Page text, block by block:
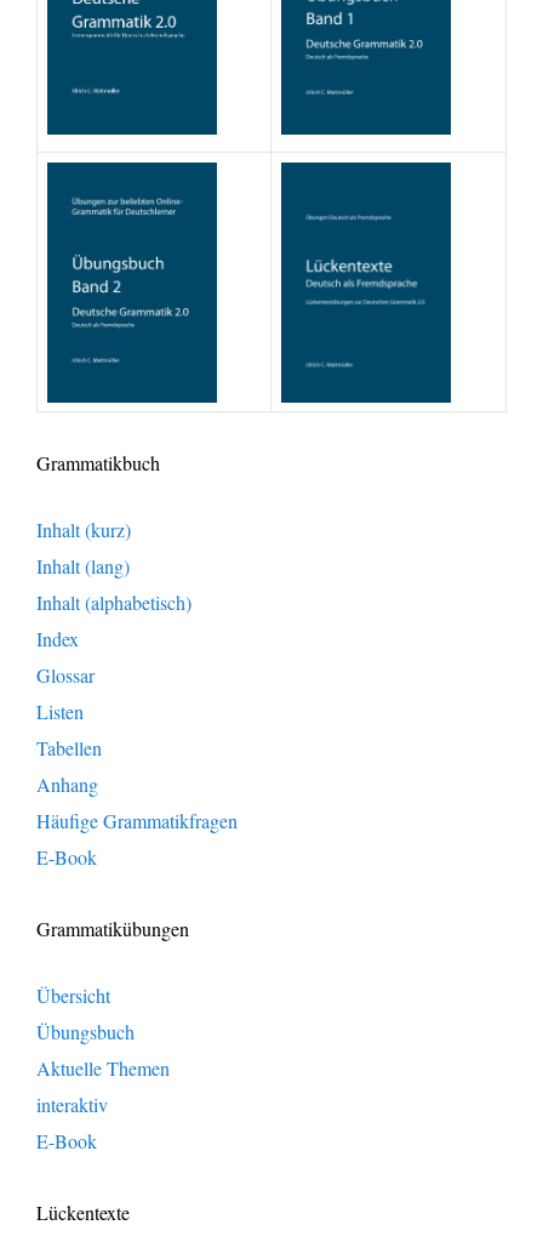
Grammatikbuch
Inhalt (kurz)
Inhalt (lang)
Inhalt (alphabetisch)
Index
Glossar
Listen
Tabellen
Anhang
Häufige Grammatikfragen
E-Book
Grammatikübungen
Übersicht
Übungsbuch
Aktuelle Themen
interaktiv
E-Book
Lückentexte